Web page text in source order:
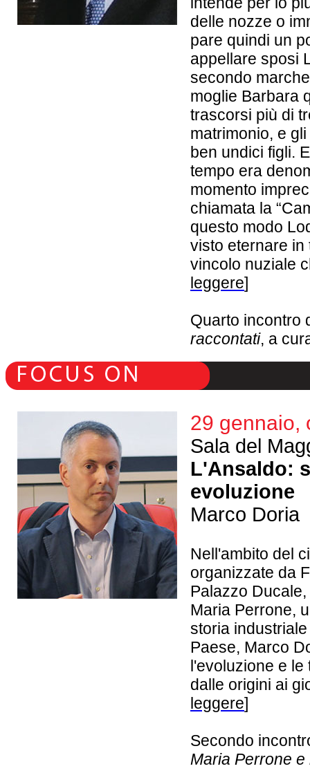
delle nozze o
pare quindi un
appellare sposi
secondo
moglie Barbara
trascorsi più di
matrimonio, e
ben undici figli.
tempo era
momento
chiamata la
questo modo
visto eternare in
vincolo nuziale
leggere]
Quarto incontro
raccontati, a
29 gennaio,
Sala del
L'Ansaldo:
evoluzione
Marco Doria
Nell'ambito del
organizzate da
Palazzo
Maria Perrone,
storia
Paese, Marco
l'evoluzione e le
dalle origini ai
leggere]
Secondo
Maria Perrone